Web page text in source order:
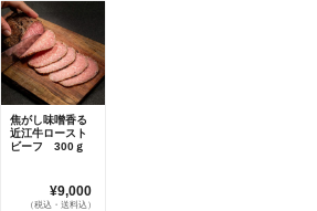
焦がし味噌香る
近江牛ロースト
ビーフ 300ｇ
¥9,000
（税込・送料込）